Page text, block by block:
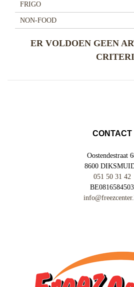
FRIGO
NON-FOOD
ER VOLDOEN GEEN
CONTACT
Oostendestraat
8600
051 50 31 42
BE0816584503